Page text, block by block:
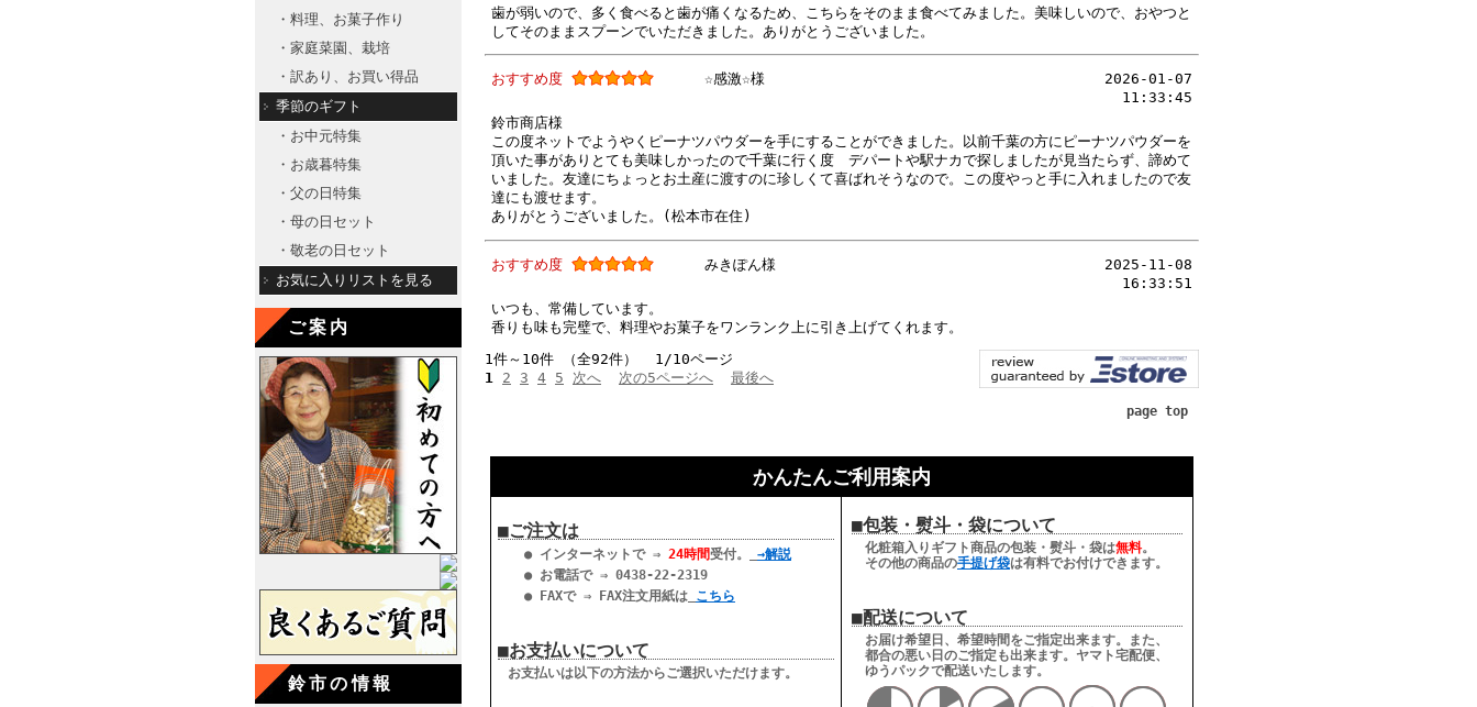
・料理、お菓子作り
・家庭菜園、栽培
・訳あり、お買い得品
季節のギフト
・お中元特集
・お歳暮特集
・父の日特集
・母の日セット
・敬老の日セット
お気に入りリストを見る
ご案内
鈴市の情報
歯が弱いので、多く食べると歯が痛くなるため、こちらをそのまま食べてみました。美味しいので、おやつと
してそのままスプーンでいただきました。ありがとうございました。
おすすめ度 ☆感激☆様
2026-01-07
11:33:45
鈴市商店様
この度ネットでようやくピーナツパウダーを手にすることができました。以前千葉の方にピーナツパウダーを
頂いた事がありとても美味しかったので千葉に行く度 デパートや駅ナカで探しましたが見当たらず、諦めて
いました。友達にちょっとお土産に渡すのに珍しくて喜ばれそうなので。この度やっと手に入れましたので友
達にも渡せます。
ありがとうございました。(松本市在住)
おすすめ度 みきぽん様
2025-11-08
16:33:51
いつも、常備しています。
香りも味も完璧で、料理やお菓子をワンランク上に引き上げてくれます。
1件～10件 （全92件） 1/10ページ
1 2 3 4 5 次へ 次の5ページへ 最後へ
page top
かんたんご利用案内
■ご注文は
● インターネットで ⇒ 24時間受付。
→解説
● お電話で ⇒ 0438-22-2319
● FAXで ⇒ FAX注文用紙は こちら
■お支払いについて
お支払いは以下の方法からご選択いただけます。
■包装・熨斗・袋について
化粧箱入りギフト商品の包装・熨斗・袋は無料。
その他の商品の手提げ袋は有料でお付けできます。
■配送について
お届け希望日、希望時間をご指定出来ます。また、
都合の悪い日のご指定も出来ます。ヤマト宅配便、
ゆうパックで配送いたします。